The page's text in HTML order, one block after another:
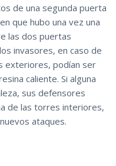
de una segunda puerta
que hubo una vez una
las dos puertas
invasores, en caso de
exteriores, podían ser
caliente. Si alguna
sus defensores
de las torres interiores,
ataques.